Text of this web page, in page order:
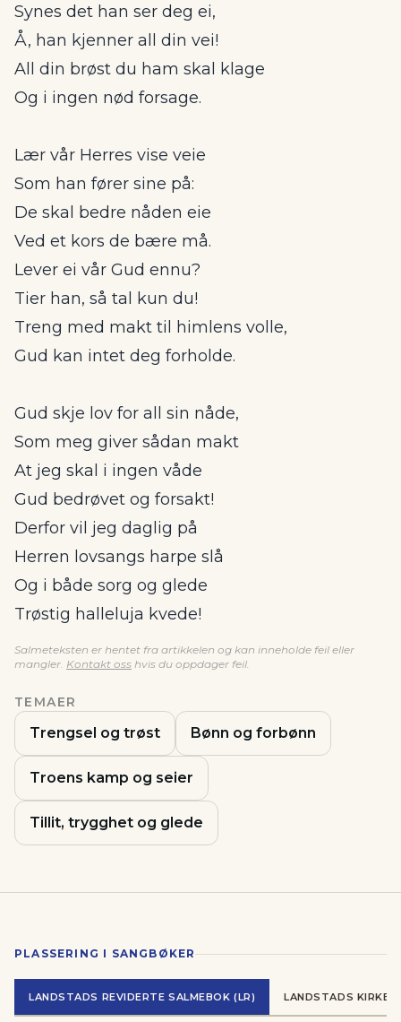
Synes det han ser deg ei,
Å, han kjenner all din vei!
All din brøst du ham skal klage
Og i ingen nød forsage.
Lær vår Herres vise veie
Som han fører sine på:
De skal bedre nåden eie
Ved et kors de bære må.
Lever ei vår Gud ennu?
Tier han, så tal kun du!
Treng med makt til himlens volle,
Gud kan intet deg forholde.
Gud skje lov for all sin nåde,
Som meg giver sådan makt
At jeg skal i ingen våde
Gud bedrøvet og forsakt!
Derfor vil jeg daglig på
Herren lovsangs harpe slå
Og i både sorg og glede
Trøstig halleluja kvede!
Salmeteksten er hentet fra artikkelen og kan inneholde feil eller
mangler. Kontakt oss hvis du oppdager feil.
TEMAER
Trengsel og trøst Bønn og forbønn
Troens kamp og seier
Tillit, trygghet og glede
PLASSERING I SANGBØKER
LANDSTADS REVIDERTE SALMEBOK (LR) LANDSTADS